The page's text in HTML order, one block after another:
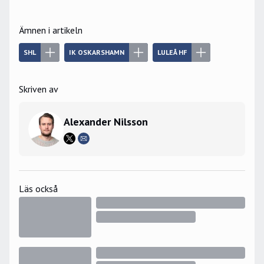
Ämnen i artikeln
SHL IK OSKARSHAMN LULEÅ HF
Skriven av
Alexander Nilsson
Läs också